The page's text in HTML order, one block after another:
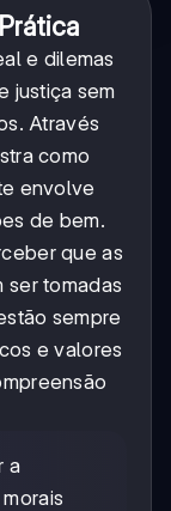
e dilemas
justiça sem
Através
como
envolve
de bem.
que as
ser tomadas
sempre
e valores
a